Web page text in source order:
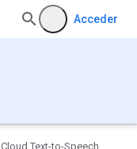
Acceder
Cloud Text-to-Speech